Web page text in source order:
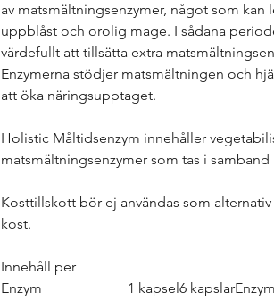
av matsmältningsenzymer, något som kan
uppblåst och orolig mage. I sådana
värdefullt att tillsätta extra
Enzymerna stödjer matsmältningen och
att öka näringsupptaget.
Holistic Måltidsenzym innehåller
matsmältningsenzymer som tas i
Kosttillskott bör ej användas som
kost.
Innehåll per
Enzym
1 kapsel 6 kapslar